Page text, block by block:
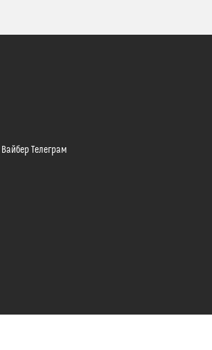
Вайбер Телеграм